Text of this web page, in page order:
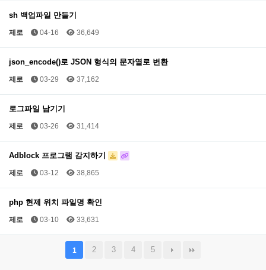
sh 백업파일 만들기
제로 04-16 36,649
json_encode()로 JSON 형식의 문자열로 변환
제로 03-29 37,162
로그파일 남기기
제로 03-26 31,414
Adblock 프로그램 감지하기
제로 03-12 38,865
php 현제 위치 파일명 확인
제로 03-10 33,631
1 2 3 4 5